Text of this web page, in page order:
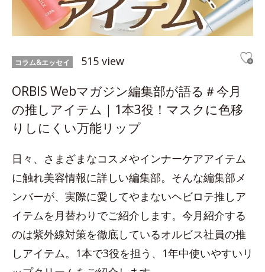
コラム&エッセイ 515 view
ORBIS Webマガジン編集部が語る＃今月
の推しアイテム｜1本3役！マスクに色移
りしにくい万能リップ
日々、さまざまなコスメやインナーケアアイテム
に触れ美容情報に詳しい編集部。そんな編集部メ
ンバーが、実際に愛してやまないヘビロテ推しア
イテムを月替わりでご紹介します。今月紹介する
のは紫外線対策を徹底しているオルビス社員の推
しアイテム。1本で3役を担う、1年中使いやすいリ